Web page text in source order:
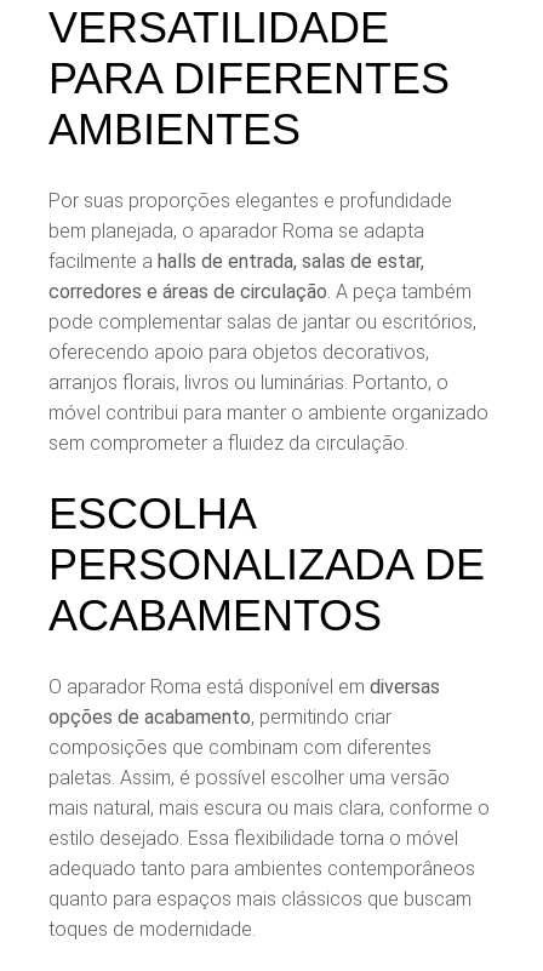
VERSATILIDADE
PARA DIFERENTES
AMBIENTES
Por suas proporções elegantes e profundidade
bem planejada, o aparador Roma se adapta
facilmente ahalls de entrada, salas de estar,
corredores e áreas de circulação . A peça também
pode complementar salas de jantar ou escritórios,
oferecendo apoio para objetos decorativos,
arranjos florais, livros ou luminárias. Portanto, o
móvel contribui para manter o ambiente organizado
sem comprometer a fluidez da circulação.
ESCOLHA
PERSONALIZADA DE
ACABAMENTOS
O aparador Roma está disponível emdiversas
opções de acabamento, permitindo criar
composições que combinam com diferentes
paletas. Assim, é possível escolher uma versão
mais natural, mais escura ou mais clara, conforme o
estilo desejado. Essa flexibilidade torna o móvel
adequado tanto para ambientes contemporâneos
quanto para espaços mais clássicos que buscam
toques de modernidade.